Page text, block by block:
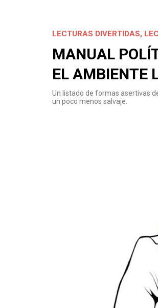
LECTURAS DIVERTIDAS,
MANUAL
EL AMBIENTE
Un listado de formas asertivas
un poco menos salvaje.